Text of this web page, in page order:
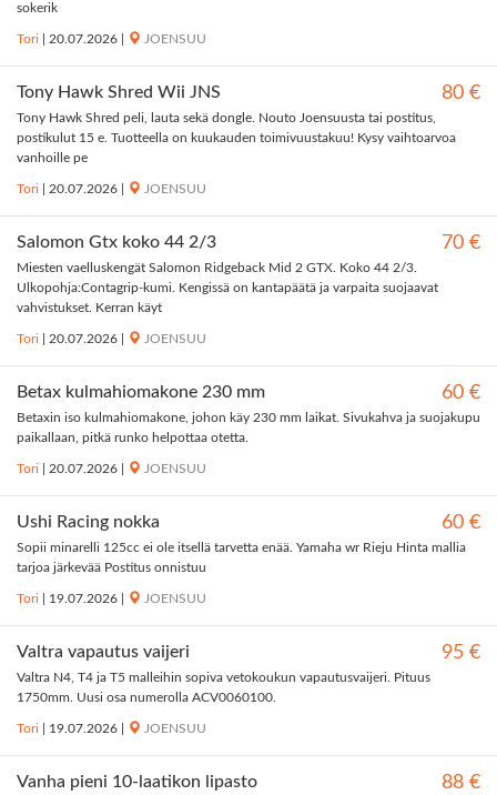
sokerik
Tori 20.07.2026 JOENSUU
Tony Hawk Shred Wii JNS 80 €
Tony Hawk Shred peli, lauta sekä dongle. Nouto Joensuusta tai postitus,
postikulut 15 e. Tuotteella on kuukauden toimivuustakuu! Kysy vaihtoarvoa
vanhoille pe
Tori 20.07.2026 JOENSUU
Salomon Gtx koko 44 2/3 70 €
Miesten vaelluskengät Salomon Ridgeback Mid 2 GTX. Koko 44 2/3.
Ulkopohja:Contagrip-kumi. Kengissä on kantapäätä ja varpaita suojaavat
vahvistukset. Kerran käyt
Tori 20.07.2026 JOENSUU
Betax kulmahiomakone 230 mm 60 €
Betaxin iso kulmahiomakone, johon käy 230 mm laikat. Sivukahva ja suojakupu
paikallaan, pitkä runko helpottaa otetta.
Tori 20.07.2026 JOENSUU
Ushi Racing nokka 60 €
Sopii minarelli 125cc ei ole itsellä tarvetta enää. Yamaha wr Rieju Hinta mallia
tarjoa järkevää Postitus onnistuu
Tori 19.07.2026 JOENSUU
Valtra vapautus vaijeri 95 €
Valtra N4, T4 ja T5 malleihin sopiva vetokoukun vapautusvaijeri. Pituus
1750mm. Uusi osa numerolla ACV0060100.
Tori 19.07.2026 JOENSUU
Vanha pieni 10-laatikon lipasto 88 €